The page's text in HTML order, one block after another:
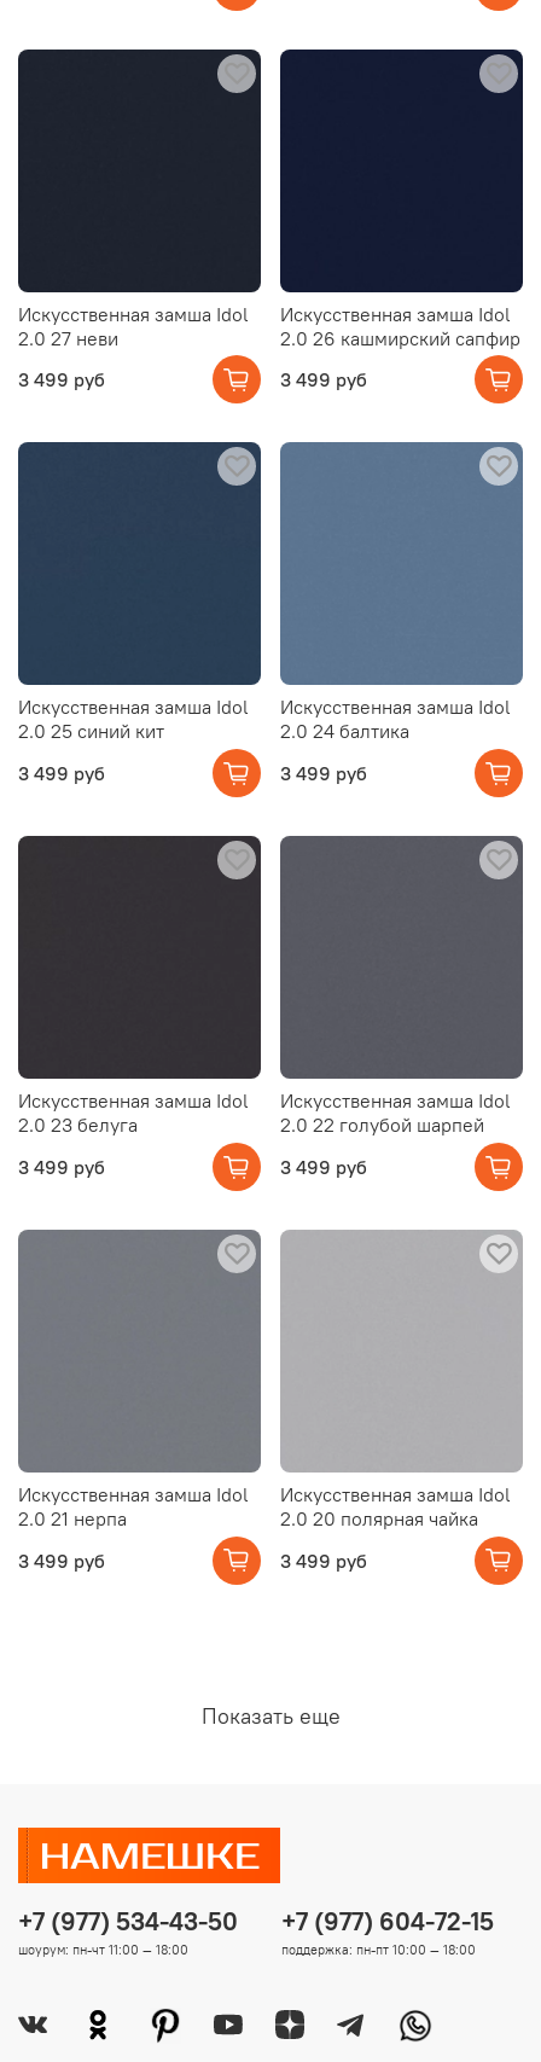
Искусственная замша Idol
2.0 27 неви
3 499 руб
Искусственная замша Idol
2.0 26 кашмирский сапфир
3 499 руб
Искусственная замша Idol
2.0 25 синий кит
3 499 руб
Искусственная замша Idol
2.0 24 балтика
3 499 руб
Искусственная замша Idol
2.0 23 белуга
3 499 руб
Искусственная замша Idol
2.0 22 голубой шарпей
3 499 руб
Искусственная замша Idol
2.0 21 нерпа
3 499 руб
Искусственная замша Idol
2.0 20 полярная чайка
3 499 руб
Показать еще
+7 (977) 534-43-50
шоурум: пн-чт 11:00 — 18:00
+7 (977) 604-72-15
поддержка: пн-пт 10:00 — 18:00